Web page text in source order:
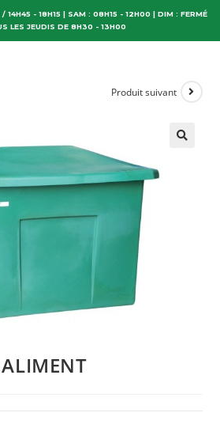
14H45 - 18H15 | SAM : 08H15 - 12H00 | DIM : FERMÉ
LES JEUDIS DE 8H30 - 13H00
Produit suivant